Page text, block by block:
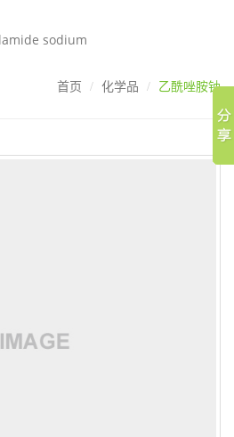
sodium
首页 化学品 乙酰唑胺钠